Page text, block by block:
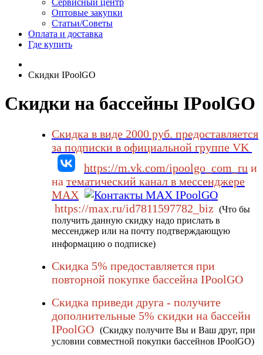
Сервисный центр
Оптовые закупки
Статьи/Советы
Оплата и доставка
Где купить
Скидки IPoolGO
Скидки на бассейны IPoolGO
Скидка в виде 2000 руб. предоставляется
за подписки в официальной группе VK
https://m.vk.com/ipoolgo_com_ru и
на тематический канал в мессенджере
MAX
https://max.ru/id7811597782_biz (Что бы
получить данную скидку надо прислать в
мессенджер или на почту подтверждающую
информацию о подписке)
Скидка 5% предоставляется при
повторной покупке бассейна IPoolGO
Скидка приведи друга - получите
дополнительные 5% скидки на бассейн
IPoolGO (Скидку получите Вы и Ваш друг, при
условии совместной покупки бассейнов IPoolGO)